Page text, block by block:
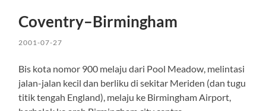
Coventry–Birmingham
2001-07-27
Bis kota nomor 900 melaju dari Pool Meadow, melintasi
jalan-jalan kecil dan berliku di sekitar Meriden (dan tugu
titik tengah England), melaju ke Birmingham Airport,